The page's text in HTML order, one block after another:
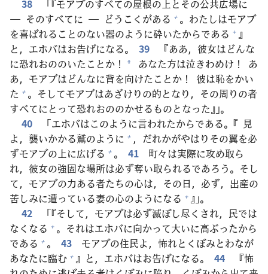
38
「『モアブのすべての屋根の 上 とその公共広場に
― そのすべてに ― どうこくがある + 。わたしはモアブ
を喜ばれることのない器のように砕いたからである + 』
と，エホバはお告げになる。 39 『ああ， 彼女はどんな
に恐れおののいたことか！ * あなた方は泣きわめけ！ あ
あ，モアブはどんなに背を向けたことか！ 彼は恥をかい
た + 。そしてモアブはあざけりの的となり，その周りの者
すべてにとって恐れおののかせるものとなった』」。
40
「エホバはこのように言われたからである。『 見
よ， 襲いかかる鷲のように + ，だれかがやはりその翼を必
ずモアブの 上に広げる + 。 41 町々 は実際に攻め取ら
れ， 彼女の強固な場所は必ず奪い取られるであろう。そし
て，モアブの力ある者たちの心は，その日， 必ず， 出産の
苦しみに遭っている妻の心のようになる + 』」。
42
「『そして，モアブは必ず滅ぼし尽くされ， 民では
なくなる + 。それはエホバに向かって大いに高ぶったから
である + 。 43 モアブの住民よ， 怖れとくぼみとわなが
あなたに臨む + 』と，エホバはお告げになる。 44 『怖